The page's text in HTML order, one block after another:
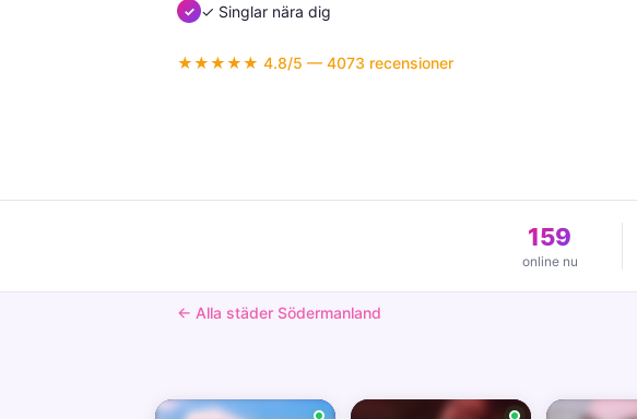
✓ Singlar nära dig
★★★★★ 4.8/5 — 4073 recensioner
159
online nu
← Alla städer Södermanland